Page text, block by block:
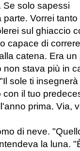
Se solo sapessi
Vorrei tanto
sul ghiaccio
capace di
catena. Era un
non stava più in
sole ti insegnerà
il tuo
prima. Via,
di neve.
la luna.